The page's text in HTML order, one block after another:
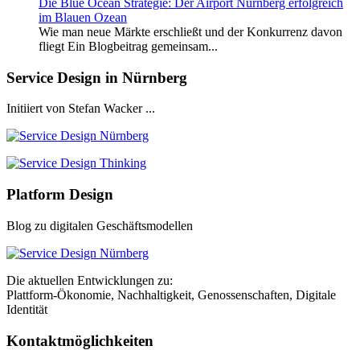
Die Blue Ocean Strategie: Der Airport Nürnberg erfolgreich
im Blauen Ozean
Wie man neue Märkte erschließt und der Konkurrenz davon
fliegt Ein Blogbeitrag gemeinsam...
Service Design in Nürnberg
Initiiert von Stefan Wacker ...
Platform Design
Blog zu digitalen Geschäftsmodellen
Die aktuellen Entwicklungen zu:
Plattform-Ökonomie, Nachhaltigkeit, Genossenschaften, Digitale
Identität
Kontaktmöglichkeiten